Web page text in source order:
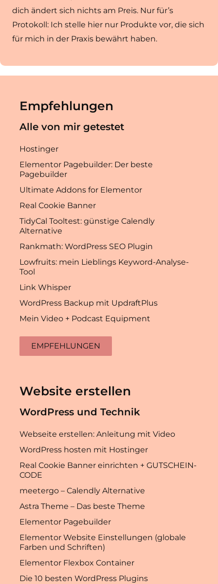
dich ändert sich nichts am Preis. Nur für’s
Protokoll: Ich stelle hier nur Produkte vor, die sich
für mich in der Praxis bewährt haben.
Empfehlungen
Alle von mir getestet
Hostinger
Elementor Pagebuilder: Der beste
Pagebuilder
Ultimate Addons for Elementor
Real Cookie Banner
TidyCal Tooltest: günstige Calendly
Alternative
Rankmath: WordPress SEO Plugin
Lowfruits: mein Lieblings Keyword-Analyse-
Tool
Link Whisper
WordPress Backup mit UpdraftPlus
Mein Video + Podcast Equipment
EMPFEHLUNGEN
Website erstellen
WordPress und Technik
Webseite erstellen: Anleitung mit Video
WordPress hosten mit Hostinger
Real Cookie Banner einrichten + GUTSCHEIN-
CODE
meetergo – Calendly Alternative
Astra Theme – Das beste Theme
Elementor Pagebuilder
Elementor Website Einstellungen (globale
Farben und Schriften)
Elementor Flexbox Container
Die 10 besten WordPress Plugins